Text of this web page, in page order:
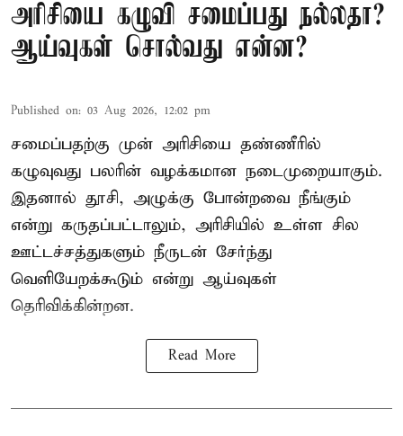
அரிசியை கழுவி சமைப்பது நல்லதா?
ஆய்வுகள் சொல்வது என்ன?
Published on: 03 Aug 2026, 12:02 pm
சமைப்பதற்கு முன் அரிசியை தண்ணீரில்
கழுவுவது பலரின் வழக்கமான நடைமுறையாகும்.
இதனால் தூசி, அழுக்கு போன்றவை நீங்கும்
என்று கருதப்பட்டாலும், அரிசியில் உள்ள சில
ஊட்டச்சத்துகளும் நீருடன் சேர்ந்து
வெளியேறக்கூடும் என்று ஆய்வுகள்
தெரிவிக்கின்றன.
Read More